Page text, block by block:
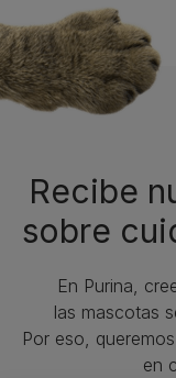
Recibe
sobre
En Purina,
las mascotas
Por eso,
en